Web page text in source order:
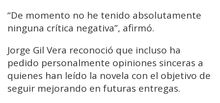
“De momento no he tenido absolutamente
ninguna crítica negativa”, afirmó.
Jorge Gil Vera reconoció que incluso ha
pedido personalmente opiniones sinceras a
quienes han leído la novela con el objetivo de
seguir mejorando en futuras entregas.